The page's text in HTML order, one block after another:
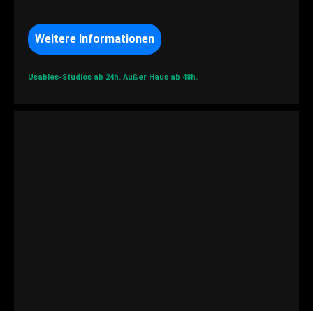
Weitere Informationen
Usables-Studios ab 24h. Außer Haus ab 48h.